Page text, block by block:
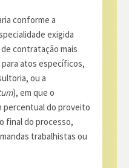
conforme a
exigida
contratação mais
atos específicos,
ou a
), em que o
percentual do proveito
final do processo,
trabalhistas ou